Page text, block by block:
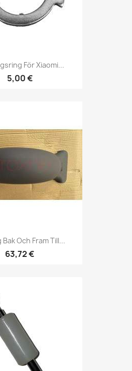
För Xiaomi...
5,00 €
Och Fram Till...
63,72 €